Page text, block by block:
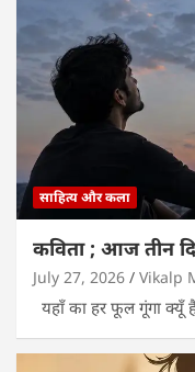
साहित्य और कला
कविता ; आज तीन
July 27, 2026 Vikalp
यहाँ का हर फूल गूंगा क्यूँ